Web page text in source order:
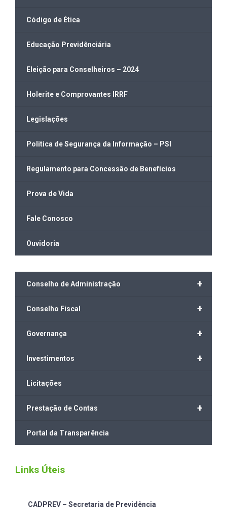
Código de Ética
Educação Previdênciária
Eleição para Conselheiros – 2024
Holerite e Comprovantes IRRF
Legislações
Politica de Segurança da Informação – PSI
Regulamento para Concessão de Benefícios
Prova de Vida
Fale Conosco
Ouvidoria
+
Conselho de Administração
+
Conselho Fiscal
+
Governança
+
Investimentos
Licitações
+
Prestação de Contas
Portal da Transparência
Links Úteis
CADPREV – Secretaria de Previdência